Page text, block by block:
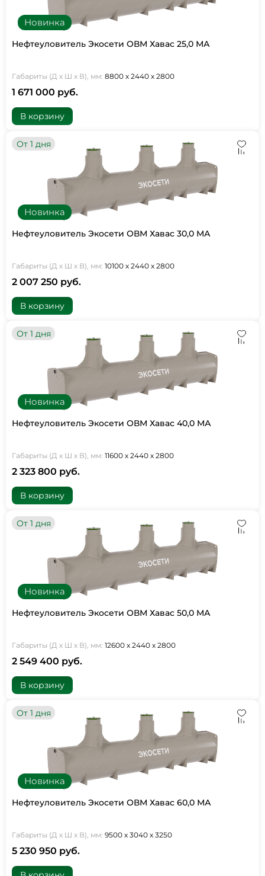
Новинка
Нефтеуловитель Экосети ОВМ Хавас 25,0 МА
Габариты (Д х Ш х В), мм: 8800 х 2440 х 2800
1 671 000 руб.
В корзину
Новинка
От 1 дня
Нефтеуловитель Экосети ОВМ Хавас 30,0 МА
Габариты (Д х Ш х В), мм: 10100 х 2440 х 2800
2 007 250 руб.
В корзину
Новинка
От 1 дня
Нефтеуловитель Экосети ОВМ Хавас 40,0 МА
Габариты (Д х Ш х В), мм: 11600 х 2440 х 2800
2 323 800 руб.
В корзину
Новинка
От 1 дня
Нефтеуловитель Экосети ОВМ Хавас 50,0 МА
Габариты (Д х Ш х В), мм: 12600 х 2440 х 2800
2 549 400 руб.
В корзину
Новинка
От 1 дня
Нефтеуловитель Экосети ОВМ Хавас 60,0 МА
Габариты (Д х Ш х В), мм: 9500 х 3040 х 3250
5 230 950 руб.